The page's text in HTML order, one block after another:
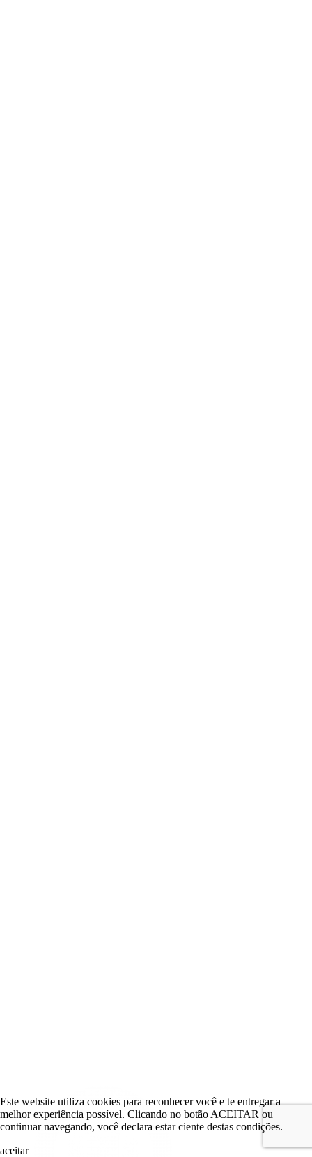
Este website utiliza cookies para reconhecer você e te entregar a
melhor experiência possível. Clicando no botão ACEITAR ou
continuar navegando, você declara estar ciente destas condições.
aceitar